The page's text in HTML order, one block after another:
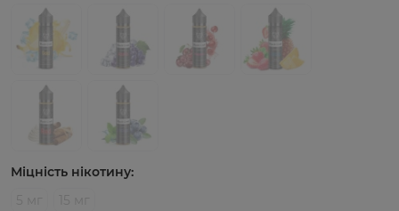
Міцність нікотину: